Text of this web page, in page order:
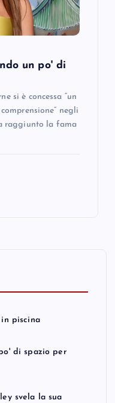
un po' di
si è concessa “un
negli
raggiunto la fama
piscina
di spazio per
svela la sua